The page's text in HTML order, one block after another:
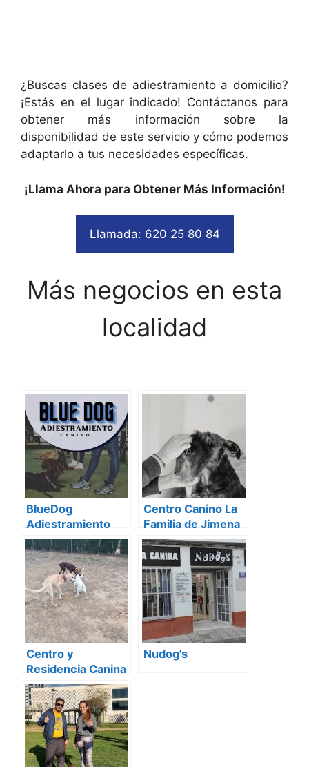
¿Buscas clases de adiestramiento a domicilio?
¡Estás en el lugar indicado! Contáctanos para
obtener más información sobre la
disponibilidad de este servicio y cómo podemos
adaptarlo a tus necesidades específicas.
¡Llama Ahora para Obtener Más Información!
Llamada: 620 25 80 84
Más negocios en esta
localidad
BlueDog
Adiestramiento
Canino Sevilla
Centro Canino La
Familia de Jimena
Centro y
Residencia Canina
los Alcores
Nudog's